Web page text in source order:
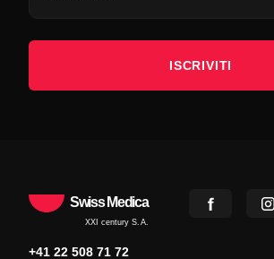
ISCRIVITI
Swiss Medica
XXI century S.A.
+41 22 508 71 72